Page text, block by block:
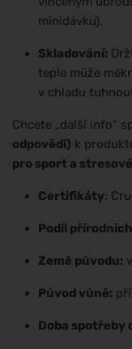
minidávku).
Skladování:
teple může
v chladu
Chcete „další info“
odpovědi) k
pro sport a
Certifikáty:
Podíl
Země původu:
Původ vůně:
Doba spotřeby